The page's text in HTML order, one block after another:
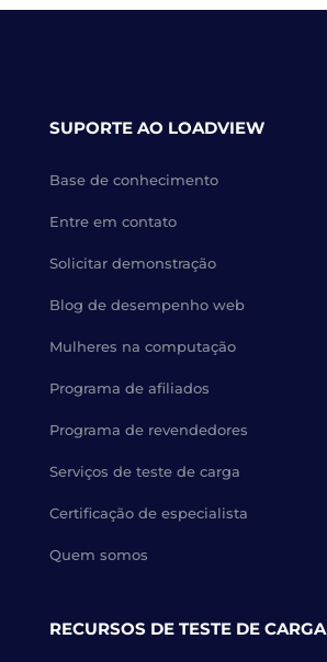
SUPORTE AO LOADVIEW
Base de conhecimento
Entre em contato
Solicitar demonstração
Blog de desempenho web
Mulheres na computação
Programa de afiliados
Programa de revendedores
Serviços de teste de carga
Certificação de especialista
Quem somos
RECURSOS DE TESTE DE CARGA